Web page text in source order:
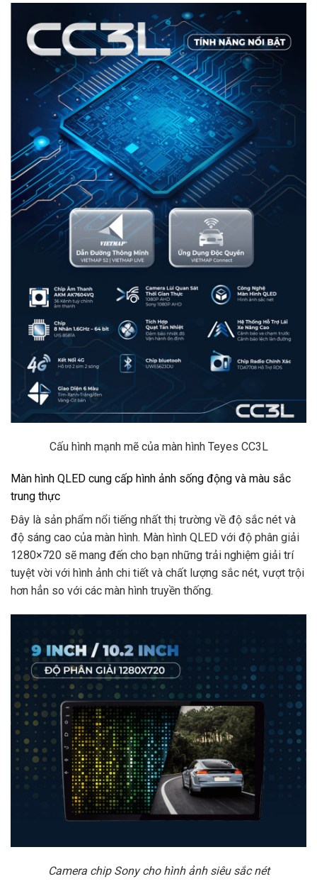
Cấu hình mạnh mẽ của màn hình Teyes CC3L
Màn hình QLED cung cấp hình ảnh sống động và màu sắc
trung thực
Đây là sản phẩm nổi tiếng nhất thị trường về độ sắc nét và
độ sáng cao của màn hình. Màn hình QLED với độ phân giải
1280×720 sẽ mang đến cho bạn những trải nghiệm giải trí
tuyệt vời với hình ảnh chi tiết và chất lượng sắc nét, vượt trội
hơn hẳn so với các màn hình truyền thống.
Camera chip Sony cho hình ảnh siêu sắc nét